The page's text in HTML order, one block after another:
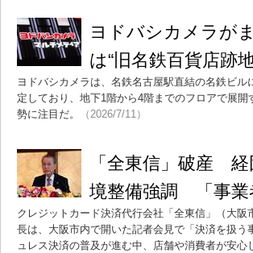
ヨドバシカメラが
は“旧名鉄百貨店跡
ヨドバシカメラは、名鉄名古屋駅直結の名鉄ビ
定しており、地下1階から4階までのフロアで展
勢に注目だ。
（2026/7/11）
「全東信」破産
境整備強調 「事業
クレジットカード決済代行会社「全東信」（大
長は、大阪市内で開いた記者会見で「決済を扱
ュレス決済の普及が進む中、店舗や消費者が安